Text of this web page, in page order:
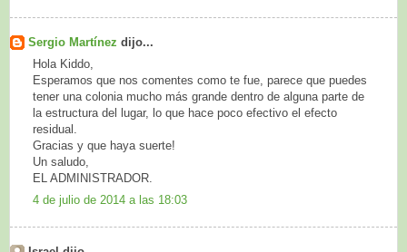
Sergio Martínez dijo...
Hola Kiddo,
Esperamos que nos comentes como te fue, parece que puedes
tener una colonia mucho más grande dentro de alguna parte de
la estructura del lugar, lo que hace poco efectivo el efecto
residual.
Gracias y que haya suerte!
Un saludo,
EL ADMINISTRADOR.
4 de julio de 2014 a las 18:03